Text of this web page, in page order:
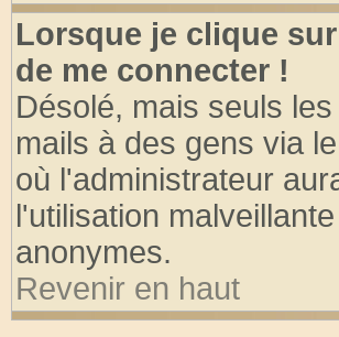
Lorsque je clique
de me connecter !
Désolé, mais seuls
mails à des gens via
où l'administrateur
l'utilisation
anonymes.
Revenir en haut